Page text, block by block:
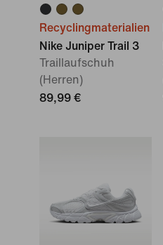
Recyclingmaterialien
Nike Juniper Trail 3
Traillaufschuh
(Herren)
89,99 €